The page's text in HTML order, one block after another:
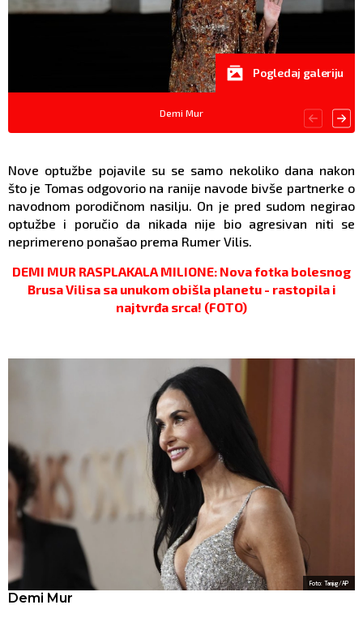
Demi Mur
Pogledaj galeriju
Nove optužbe pojavile su se samo nekoliko dana nakon
što je Tomas odgovorio na ranije navode bivše partnerke o
navodnom porodičnom nasilju. On je pred sudom negirao
optužbe i poručio da nikada nije bio agresivan niti se
neprimereno ponašao prema Rumer Vilis.
DEMI MUR RASPLAKALA MILIONE: Nova fotka bolesnog
Brusa Vilisa sa unukom obišla planetu - rastopila i
najtvrđa srca! (FOTO)
Foto: Tanjug/AP
Demi Mur